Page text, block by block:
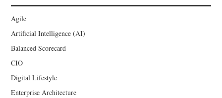
Agile
Artificial Intelligence (AI)
Balanced Scorecard
CIO
Digital Lifestyle
Enterprise Architecture